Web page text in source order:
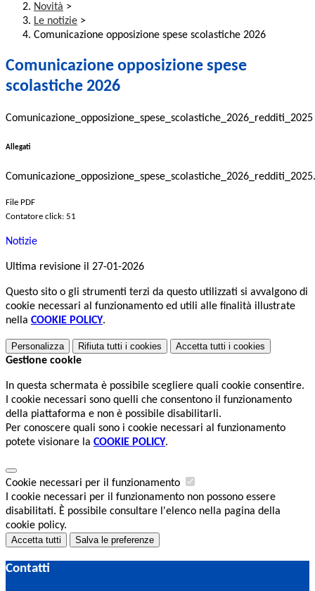
Novità >
Le notizie >
Comunicazione opposizione spese scolastiche 2026
Comunicazione opposizione spese
scolastiche 2026
Comunicazione_opposizione_spese_scolastiche_2026_redditi_2025
Allegati
File PDF
Contatore click: 51
Notizie
Ultima revisione il 27-01-2026
Questo sito o gli strumenti terzi da questo utilizzati si avvalgono di
cookie necessari al funzionamento ed utili alle finalità illustrate
nella COOKIE POLICY.
Personalizza Rifiuta tutti i cookies Accetta tutti i cookies
Gestione cookie
In questa schermata è possibile scegliere quali cookie consentire.
I cookie necessari sono quelli che consentono il funzionamento
della piattaforma e non è possibile disabilitarli.
Per conoscere quali sono i cookie necessari al funzionamento
potete visionare la COOKIE POLICY.
Cookie necessari per il funzionamento
I cookie necessari per il funzionamento non possono essere
disabilitati. È possibile consultare l'elenco nella pagina della
cookie policy.
Accetta tutti Salva le preferenze
Contatti